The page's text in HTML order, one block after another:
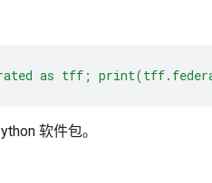
as tff;
软件包。